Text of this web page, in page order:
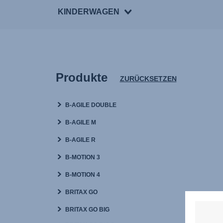
KINDERWAGEN
Produkte ZURÜCKSETZEN
B-AGILE DOUBLE
B-AGILE M
B-AGILE R
B-MOTION 3
B-MOTION 4
BRITAX GO
BRITAX GO BIG